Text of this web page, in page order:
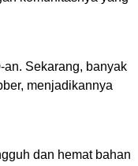
an. Sekarang, banyak
menjadikannya
dan hemat bahan